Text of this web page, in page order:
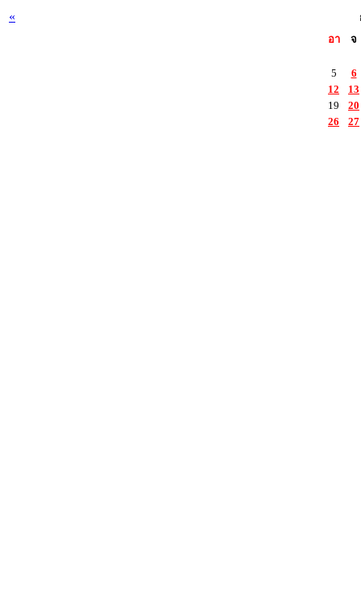
«
อา
จ
5
6
12
13
19
20
26
27